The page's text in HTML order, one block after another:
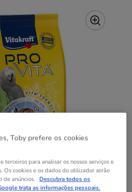
Toby prefere os cookies
terceiros para analisar os nossos serviços e
Os cookies e os dados do utilizador serão
de anúncios. Descubra todos os
trata as informações pessoais.